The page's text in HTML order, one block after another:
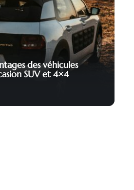
des véhicules
SUV et 4×4